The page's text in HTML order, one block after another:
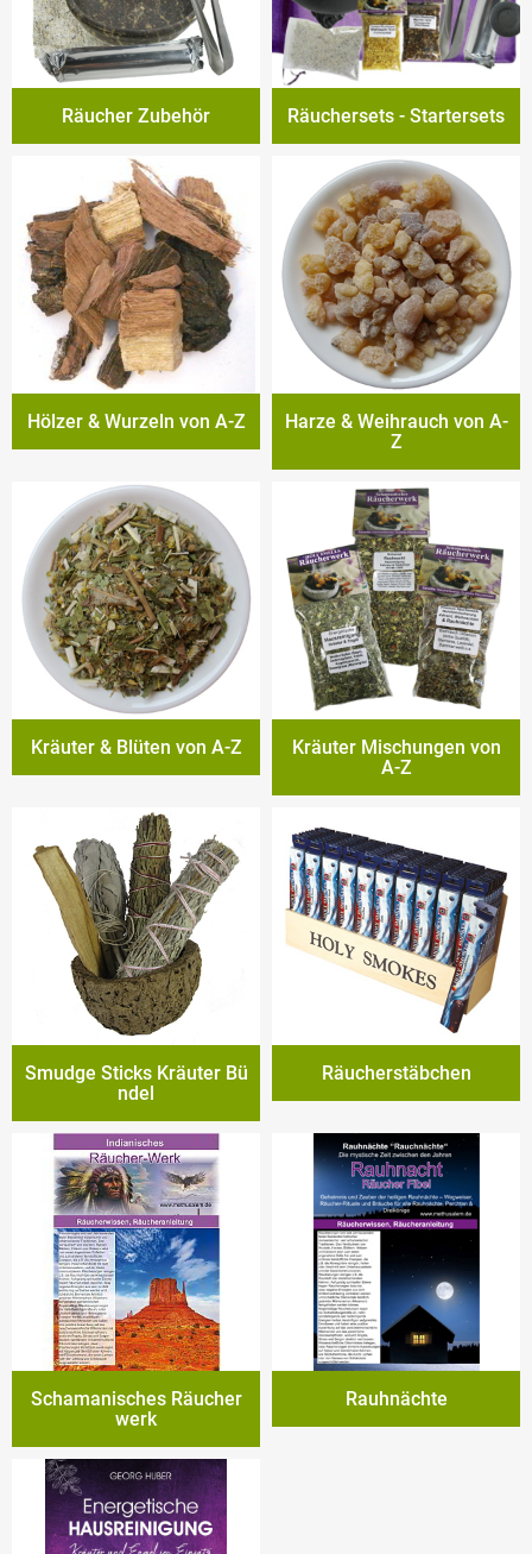
Räucher Zubehör Räuchersets - Startersets
Hölzer & Wurzeln von A-Z
Harze & Weihrauch von A-
Z
Kräuter & Blüten von A-Z
Kräuter Mischungen von
A-Z
Smudge Sticks Kräuter Bü
ndel
Räucherstäbchen
Schamanisches Räucher
werk
Rauhnächte